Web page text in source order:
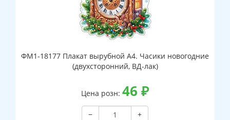
ФМ1-18177 Плакат вырубной А4. Часики новогодние
(двухсторонний, ВД-лак)
Цена розн: 46 ₽
−
+